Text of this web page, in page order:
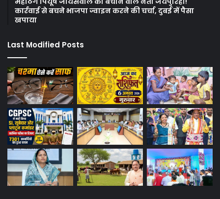
कार्रवाई से बचने भाजपा ज्वाइन करने की चर्चा, दुबई में पैसा
खपाया
Last Modified Posts